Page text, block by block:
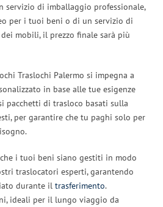
servizio di imballaggio professionale,
per i tuoi beni o di un servizio di
mobili, il prezzo finale sarà più
Traslochi Palermo si impegna a
in base alle tue esigenze
pacchetti di trasloco basati sulla
per garantire che tu paghi solo per
che i tuoi beni siano gestiti in modo
traslocatori esperti, garantendo
durante il trasferimento.
ideali per il lungo viaggio da